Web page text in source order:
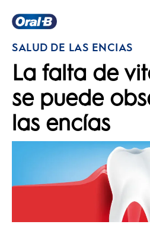
principal
SALUD DE LAS ENCÍAS
La falta de
se puede
las encías